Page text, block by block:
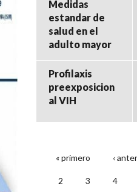
Medidas
estandar de
salud en el
adulto mayor
Profilaxis
preexposicion
al VIH
PÁGINAS
« primero ‹
2 3 4